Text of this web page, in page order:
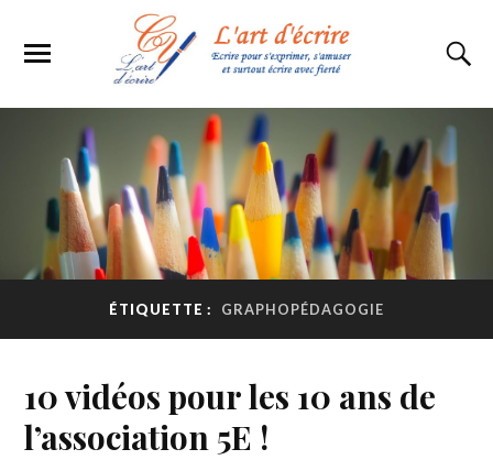
ÉTIQUETTE : GRAPHOPÉDAGOGIE
10 vidéos pour les 10 ans de
l’association 5E !